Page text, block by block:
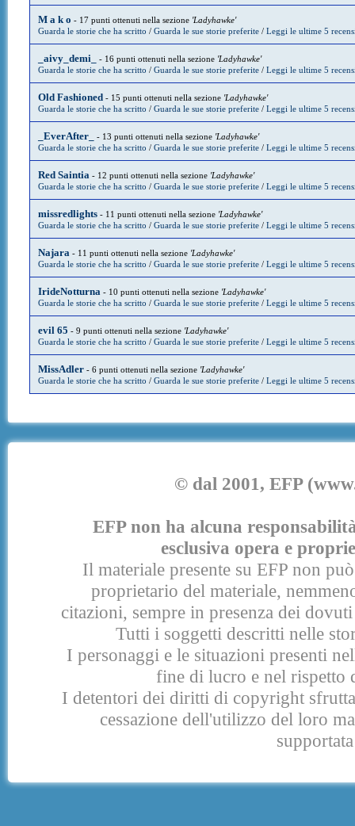
M a k o - 17 punti ottenuti nella sezione 'Ladyhawke'
Guarda le storie che ha scritto / Guarda le sue storie preferite/ Leggi le ultime 5
_aivy_demi_ - 16 punti ottenuti nella sezione 'Ladyhawke'
Guarda le storie che ha scritto / Guarda le sue storie preferite/ Leggi le ultime 5
Old Fashioned - 15 punti ottenuti nella sezione 'Ladyhawke'
Guarda le storie che ha scritto / Guarda le sue storie preferite/ Leggi le ultime 5
_EverAfter_ - 13 punti ottenuti nella sezione 'Ladyhawke'
Guarda le storie che ha scritto / Guarda le sue storie preferite/ Leggi le ultime 5
Red Saintia - 12 punti ottenuti nella sezione 'Ladyhawke'
Guarda le storie che ha scritto / Guarda le sue storie preferite/ Leggi le ultime 5
missredlights- 11 punti ottenuti nella sezione 'Ladyhawke'
Guarda le storie che ha scritto / Guarda le sue storie preferite/ Leggi le ultime 5
Najara - 11 punti ottenuti nella sezione 'Ladyhawke'
Guarda le storie che ha scritto / Guarda le sue storie preferite/ Leggi le ultime 5
IrideNotturna - 10 punti ottenuti nella sezione 'Ladyhawke'
Guarda le storie che ha scritto / Guarda le sue storie preferite/ Leggi le ultime 5
evil 65 - 9 punti ottenuti nella sezione 'Ladyhawke'
Guarda le storie che ha scritto / Guarda le sue storie preferite/ Leggi le ultime 5
MissAdler- 6 punti ottenuti nella sezione 'Ladyhawke'
Guarda le storie che ha scritto / Guarda le sue storie preferite/ Leggi le ultime 5
© dal 2001, EFP
EFP non ha alcuna
esclusiva opera e
Il materiale presente su EFP non
proprietario del materiale,
citazioni, sempre in presenza dei
Tutti i soggetti descritti nelle
I personaggi e le situazioni presenti
fine di lucro e nel rispetto
I detentori dei diritti di copyright
cessazione dell'utilizzo del loro